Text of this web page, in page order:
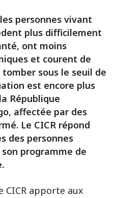
personnes vivant
plus difficilement
ont moins
et courent de
sous le seuil de
est encore plus
République
affectée par des
Le CICR répond
des personnes
programme de
CICR apporte aux